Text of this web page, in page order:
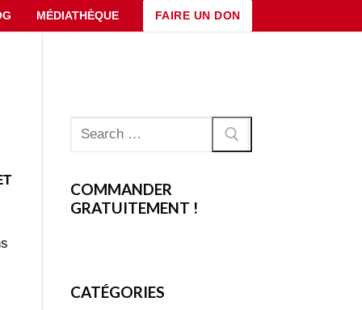
MÉDIATHÈQUE FAIRE UN DON
Rechercher
:
COMMANDER
GRATUITEMENT !
CATÉGORIES